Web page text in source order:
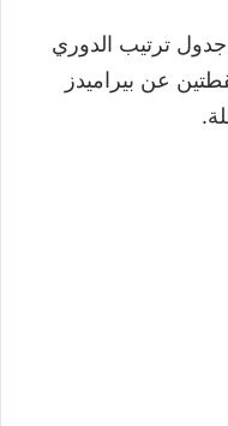
جدول ترتيب الدوري
نقطتين عن بيراميدز